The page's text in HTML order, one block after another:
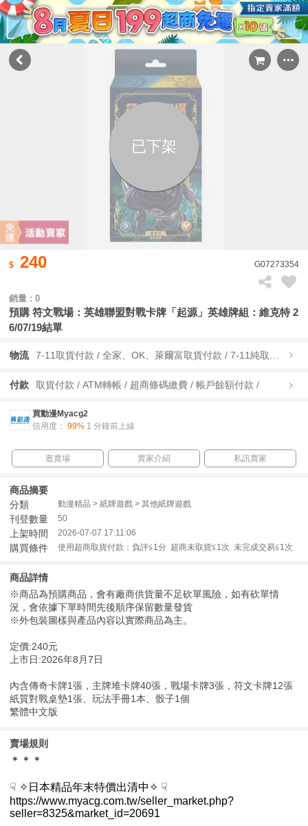
已下架
240 G07273354
銷量 : 0
預購 符文戰場：英雄聯盟對戰卡牌「起源」英雄牌組：維克特 2
6/07/19結單
物流
付款 取貨付款 / ATM轉帳 / 超商條碼繳費 / 帳戶餘額付款 /
買動漫Myacg2
信用度： 99% 1 分鐘前上線
逛賣場 賣家介紹 私訊賣家
商品摘要
分類
動漫精品 > 紙牌遊戲 > 其他紙牌遊戲
刊登數量 50
上架時間 2026-07-07 17:11:06
購買條件 使用超商取貨付款：負評≦1分 超商未取貨≦1次 未完成交易≦1次
商品詳情
※商品為預購商品，會有廠商供貨量不足砍單風險，如有砍單情
況，會依據下單時間先後順序保留數量發貨
※外包裝圖樣與產品內容以實際商品為主。
定價:240元
上市日:2026年8月7日
內含傳奇卡牌1張，主牌堆卡牌40張，戰場卡牌3張，符文卡牌12張
紙質對戰桌墊1張、玩法手冊1本、骰子1個
繁體中文版
賣場規則